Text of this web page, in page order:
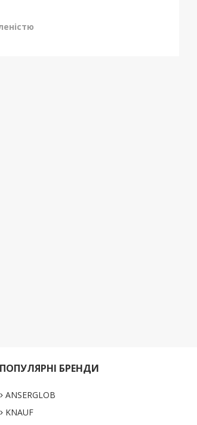
ПОПУЛЯРНІ БРЕНДИ
ANSERGLOB
KNAUF